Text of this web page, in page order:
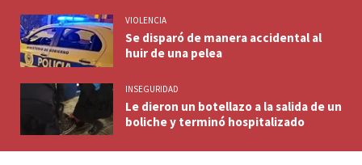
VIOLENCIA
Se disparó de manera accidental al
huir de una pelea
INSEGURIDAD
Le dieron un botellazo a la salida de un
boliche y terminó hospitalizado